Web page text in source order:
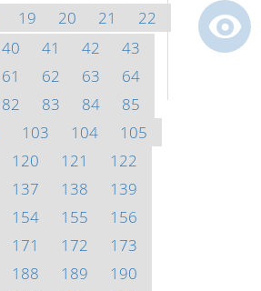
19 20 21
22
40 41 42
43
61 62 63
64
82 83 84
85
103 104
105
120 121
122
137 138
139
154 155
156
171 172
173
188 189
190